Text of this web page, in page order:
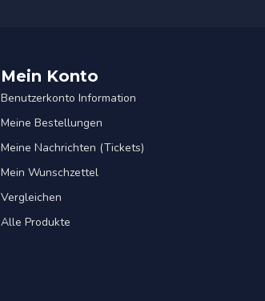
Mein Konto
Benutzerkonto Information
Meine Bestellungen
Meine Nachrichten (Tickets)
Mein Wunschzettel
Vergleichen
Alle Produkte